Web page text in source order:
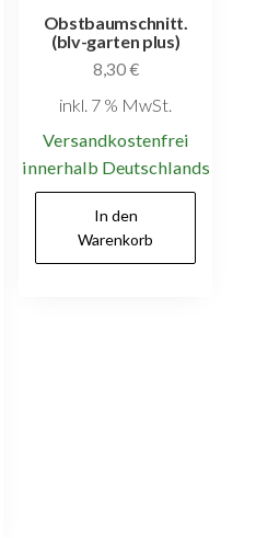
Obstbaumschnitt.
(blv-garten plus)
8,30€
inkl. 7 % MwSt.
Versandkostenfrei
innerhalb Deutschlands
In den
Warenkorb